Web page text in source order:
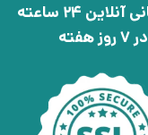
پشتیبانی آنلاین 24 ساعته
در 7 روز هفته